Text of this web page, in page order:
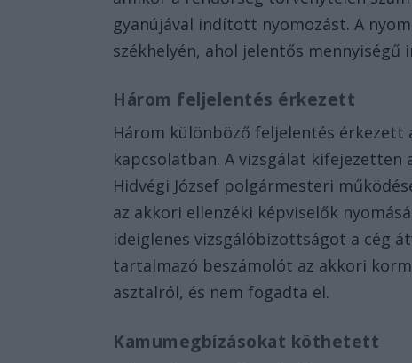
gyanújával indított nyomozást. A
székhelyén, ahol jelentős
Három feljelentés érkezett
Három különböző feljelentés érkezett
kapcsolatban. A vizsgálat kifejezetten
Hidvégi József polgármesteri
az akkori ellenzéki képviselők
ideiglenes vizsgálóbizottságot a cég
tartalmazó beszámolót az akkori
asztalról, és nem fogadta el.
Kamumegbízásokat köthetett